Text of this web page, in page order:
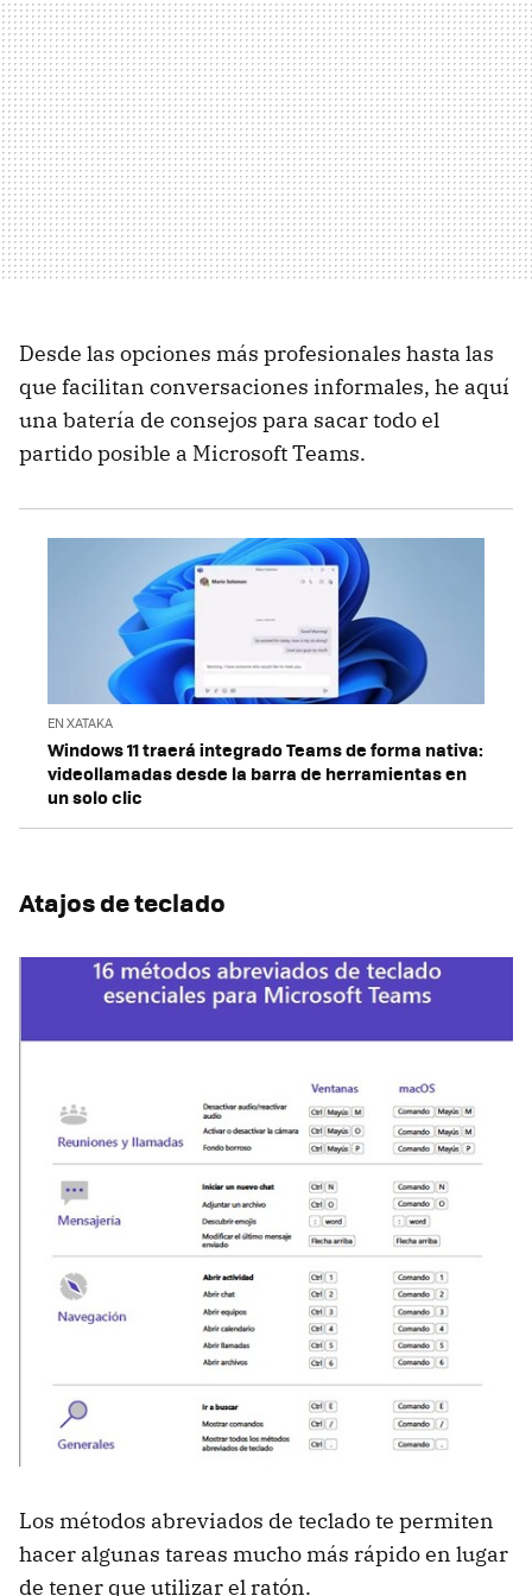
Desde las opciones más profesionales hasta las
que facilitan conversaciones informales, he aquí
una batería de consejos para sacar todo el
partido posible a Microsoft Teams.
EN XATAKA
Windows 11 traerá integrado Teams de forma nativa:
videollamadas desde la barra de herramientas en
un solo clic
Atajos de teclado
Los métodos abreviados de teclado te permiten
hacer algunas tareas mucho más rápido en lugar
de tener que utilizar el ratón.